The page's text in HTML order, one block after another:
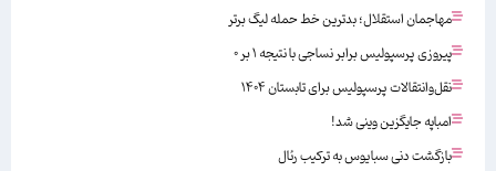
مهاجمان استقلال؛ بدترین خط حمله لیگ برتر
پیروزی پرسپولیس برابر نساجی با نتیجه ۱ بر ۰
نقل‌وانتقالات پرسپولیس برای تابستان ۱۴۰۴
امباپه جایگزین وینی شد!
بازگشت دنی سبایوس به ترکیب رئال